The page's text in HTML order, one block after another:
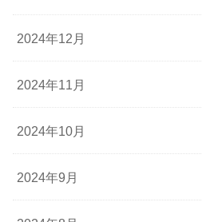
2024年12月
2024年11月
2024年10月
2024年9月